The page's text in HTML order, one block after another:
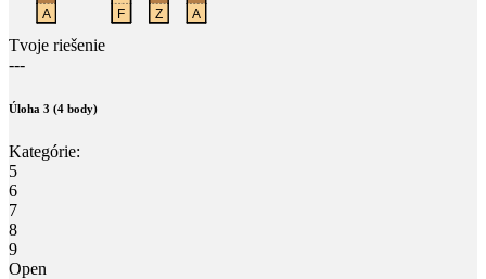
Tvoje riešenie
---
Úloha 3 (4 body)
Kategórie:
5
6
7
8
9
Open